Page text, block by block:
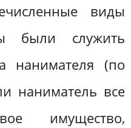
виды
были служить
нанимателя (по
наниматель все
имущество,